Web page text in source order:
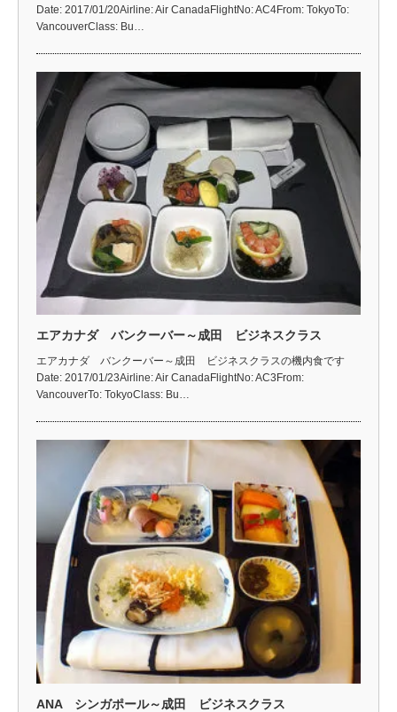
Date: 2017/01/20Airline: Air CanadaFlightNo: AC4From: TokyoTo:
VancouverClass: Bu…
エアカナダ バンクーバー～成田 ビジネスクラス
エアカナダ バンクーバー～成田 ビジネスクラスの機内食です
Date: 2017/01/23Airline: Air CanadaFlightNo: AC3From:
VancouverTo: TokyoClass: Bu…
ANA シンガポール～成田 ビジネスクラス